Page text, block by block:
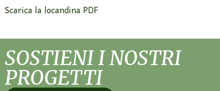
Scarica la locandina PDF
SOSTIENI I NOSTRI
PROGETTI